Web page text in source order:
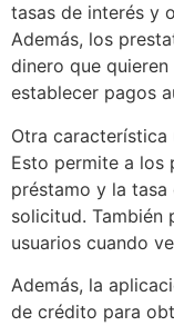
tasas de interés y
Además, los
dinero que
establecer pagos
Otra característica
Esto permite a los
préstamo y la tasa
solicitud. También
usuarios cuando
Además, la
de crédito para